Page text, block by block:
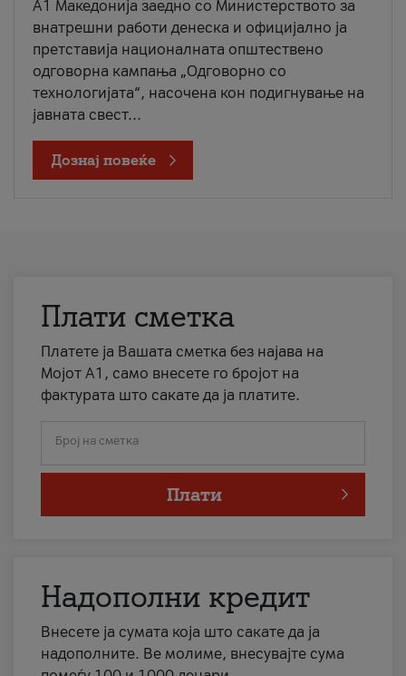
A1 Македонија заедно со Министерството за
внатрешни работи денеска и официјално ја
претставија националната општествено
одговорна кампања „Одговорно со
технологијата“, насочена кон подигнување на
јавната свест...
Дознај повеќе
Плати сметка
Платете ја Вашата сметка без најава на
Мојот А1, само внесете го бројот на
фактурата што сакате да ја платите.
Број на сметка
Плати
Надополни кредит
Внесете ја сумата која што сакате да ја
надополните. Ве молиме, внесувајте сума